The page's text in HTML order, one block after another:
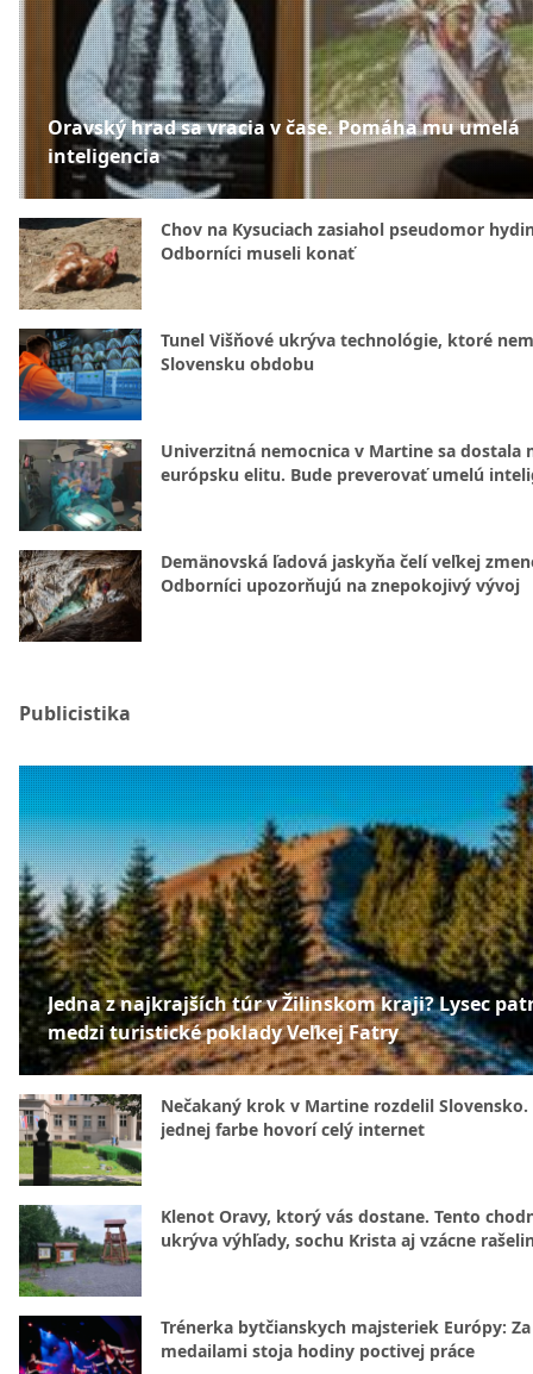
Oravský hrad sa vracia v čase. Pomáha mu umelá
inteligencia
Chov na Kysuciach zasiahol pseudomor
Odborníci museli konať
Tunel Višňové ukrýva technológie, ktoré
Slovensku obdobu
Univerzitná nemocnica v Martine sa dostala
európsku elitu. Bude preverovať umelú
Demänovská ľadová jaskyňa čelí veľkej
Odborníci upozorňujú na znepokojivý vývoj
Publicistika
Jedna z najkrajších túr v Žilinskom kraji? Lysec
medzi turistické poklady Veľkej Fatry
Nečakaný krok v Martine rozdelil Slovensko.
jednej farbe hovorí celý internet
Klenot Oravy, ktorý vás dostane. Tento
ukrýva výhľady, sochu Krista aj vzácne
Trénerka bytčianskych majsteriek Európy: Za
medailami stoja hodiny poctivej práce